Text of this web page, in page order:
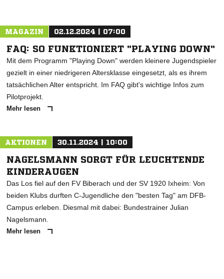
MAGAZIN 02.12.2024 | 07:00
FAQ: SO FUNKTIONIERT "PLAYING DOWN"
Mit dem Programm "Playing Down" werden kleinere Jugendspieler
gezielt in einer niedrigeren Altersklasse eingesetzt, als es ihrem
tatsächlichen Alter entspricht. Im FAQ gibt's wichtige Infos zum
Pilotprojekt.
Mehr lesen
AKTIONEN 30.11.2024 | 10:00
NAGELSMANN SORGT FÜR LEUCHTENDE
KINDERAUGEN
Das Los fiel auf den FV Biberach und der SV 1920 Ixheim: Von
beiden Klubs durften C-Jugendliche den "besten Tag" am DFB-
Campus erleben. Diesmal mit dabei: Bundestrainer Julian
Nagelsmann.
Mehr lesen